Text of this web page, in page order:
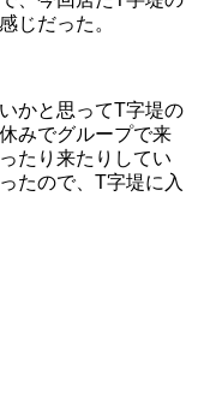
じだった。
かと思ってT字堤の
みでグループで来
たり来たりしてい
たので、T字堤に入